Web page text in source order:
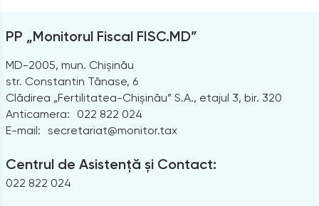
PP „Monitorul Fiscal FISC.MD”
MD-2005, mun. Chișinău
str. Constantin Tănase, 6
Clădirea „Fertilitatea-Chișinău” S.A., etajul 3, bir. 320
Anticamera:
022 822 024
E-mail: secretariat@monitor.tax
Centrul de Asistență și Contact:
022 822 024